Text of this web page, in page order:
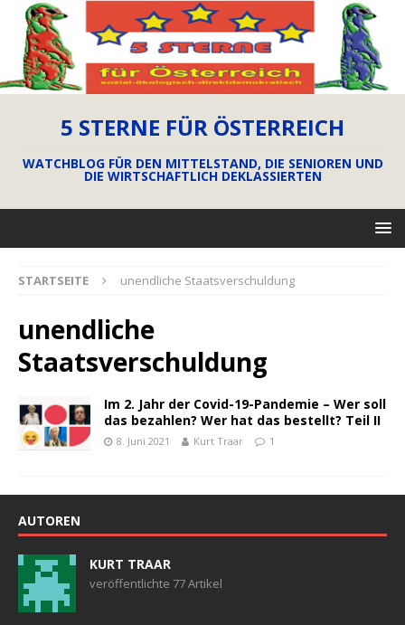
5 STERNE FÜR ÖSTERREICH
WATCHBLOG FÜR DEN MITTELSTAND, DIE SENIOREN UND
DIE WIRTSCHAFTLICH DEKLASSIERTEN
STARTSEITE unendliche Staatsverschuldung
unendliche
Staatsverschuldung
Im 2. Jahr der Covid-19-Pandemie – Wer soll
das bezahlen? Wer hat das bestellt? Teil II
8. Juni 2021 Kurt Traar 1
AUTOREN
KURT TRAAR
veröffentlichte 77 Artikel